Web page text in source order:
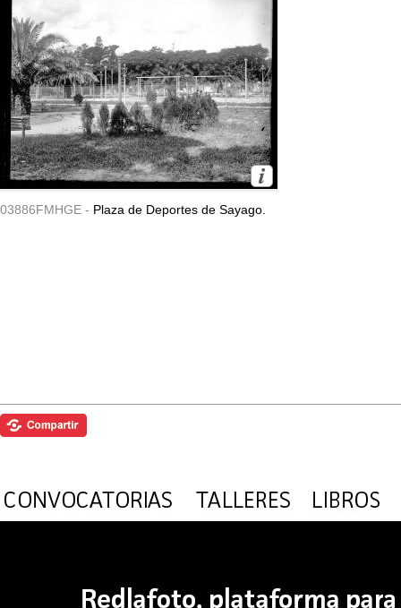
03886FMHGE - Plaza de Deportes de Sayago.